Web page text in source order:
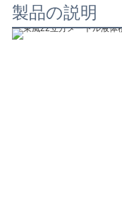
製品の説明